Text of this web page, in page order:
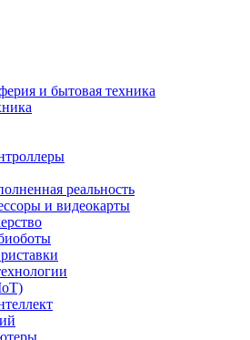
и бытовая техника
реальность
и видеокарты